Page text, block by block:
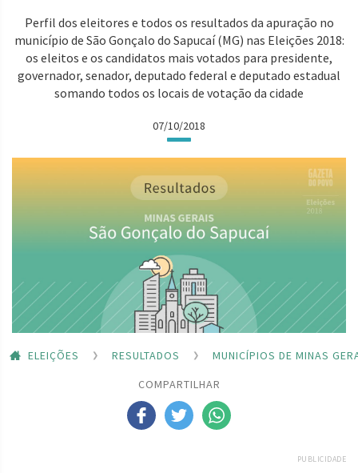
Perfil dos eleitores e todos os resultados da apuração no
município de São Gonçalo do Sapucaí (MG) nas Eleições 2018:
os eleitos e os candidatos mais votados para presidente,
governador, senador, deputado federal e deputado estadual
somando todos os locais de votação da cidade
07/10/2018
ELEIÇÕES RESULTADOS
MUNICÍPIOS DE MINAS
COMPARTILHAR
PUBLICIDADE